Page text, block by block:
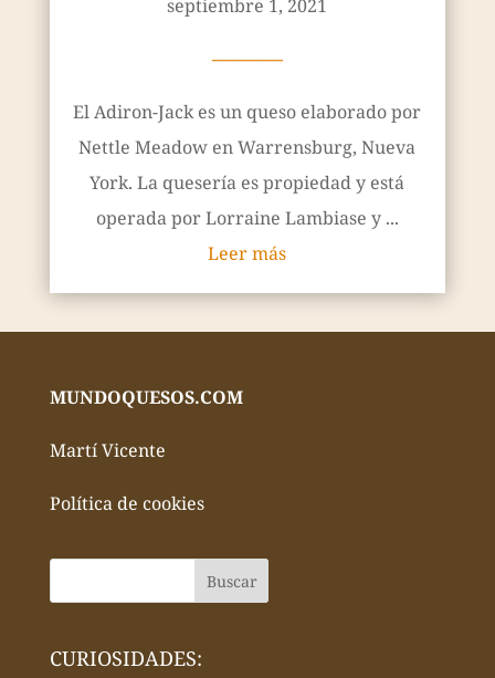
septiembre 1, 2021
————
El Adiron-Jack es un queso elaborado por
Nettle Meadow en Warrensburg, Nueva
York. La quesería es propiedad y está
operada por Lorraine Lambiase y ...
Leer más
MUNDOQUESOS.COM
Martí Vicente
Política de cookies
CURIOSIDADES: